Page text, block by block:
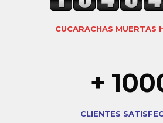
CUCARACHAS MUERTAS
CLIENTES